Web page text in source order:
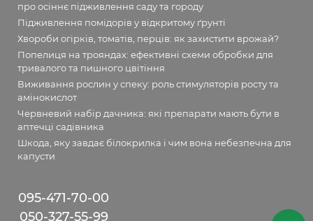
про осіннє підживлення саду та городу
Підживлення помідорів у відкритому ґрунті
Хвороби огірків, томатів, перців: як захистити врожай?
Попелиця на трояндах: ефективні схеми обробки для
тривалого та пишного цвітіння
Виживання рослин у спеку: роль стимуляторів росту та
амінокислот
Червневий набір дачника: які препарати мають бути в
аптечці садівника
Шкода, яку завдає білокрилка і чим вона небезпечна для
капусти
095-471-70-00
050-327-55-99